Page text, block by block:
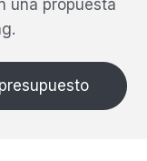
una propuesta